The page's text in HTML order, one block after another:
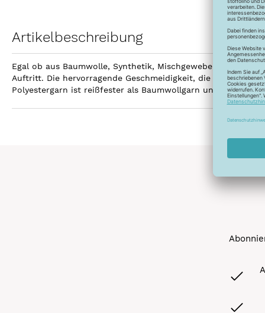
Artikelbeschreibung
Egal ob aus Baumwolle, Synthetik, Mischgewebe, Leinen
Auftritt. Die hervorragende Geschmeidigkeit, die hohe
Polyestergarn ist reißfester als Baumwollgarn und kann